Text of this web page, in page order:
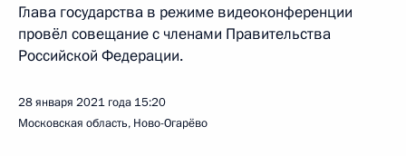
Глава государства в режиме видеоконференции
провёл совещание с членами Правительства
Российской Федерации.
28 января 2021 года 15:20
Московская область, Ново-Огарёво